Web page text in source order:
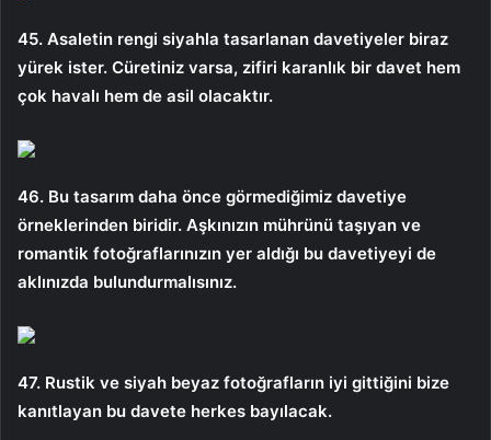
45. Asaletin rengi siyahla tasarlanan davetiyeler biraz
yürek ister. Cüretiniz varsa, zifiri karanlık bir davet hem
çok havalı hem de asil olacaktır.
46. ​​​Bu tasarım daha önce görmediğimiz davetiye
örneklerinden biridir. Aşkınızın mührünü taşıyan ve
romantik fotoğraflarınızın yer aldığı bu davetiyeyi de
aklınızda bulundurmalısınız.
47. Rustik ve siyah beyaz fotoğrafların iyi gittiğini bize
kanıtlayan bu davete herkes bayılacak.